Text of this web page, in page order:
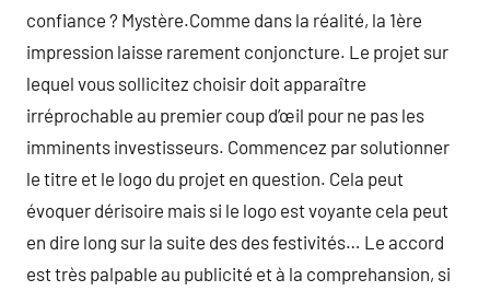
confiance ? Mystère.Comme dans la réalité, la 1ère
impression laisse rarement conjoncture. Le projet sur
lequel vous sollicitez choisir doit apparaître
irréprochable au premier coup d’œil pour ne pas les
imminents investisseurs. Commencez par solutionner
le titre et le logo du projet en question. Cela peut
évoquer dérisoire mais si le logo est voyante cela peut
en dire long sur la suite des des festivités… Le accord
est très palpable au publicité et à la comprehansion, si